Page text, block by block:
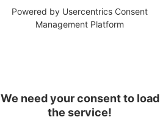
Powered by Usercentrics Consent
Management Platform
We need your consent to load
the service!